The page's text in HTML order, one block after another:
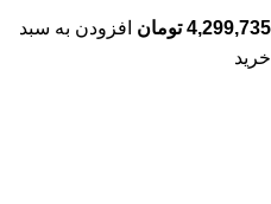
4,299,735 تومان افزودن به سبد
خرید